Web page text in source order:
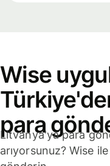
Wise
para
Litvanya'ya para
arıyorsunuz? Wise